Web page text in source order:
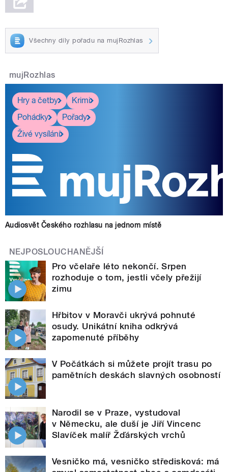
Všechny díly pořadu na mujRozhlas
mujRozhlas
Hry a četby
Krimi
Pohádky
Pořady
Živé vysílání
Audiosvět Českého rozhlasu na jednom místě
NEJPOSLOUCHANĚJŠÍ
Pro včelaře léto nekončí. Srpen
rozhoduje o tom, jestli včely přežijí
zimu
Hřbitov v Moravči ukrývá pohnuté
osudy. Unikátní kniha odkrývá
zapomenuté příběhy
V Počátkách si můžete projít trasu po
pamětních deskách slavných osobností
Narodil se v Praze, vystudoval
v Německu, ale duší je Jiří Vincenc
Slavíček malíř Žďárských vrchů
Vesničko má, vesničko středisková: má